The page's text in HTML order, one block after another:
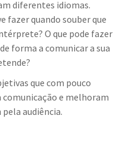
diferentes idiomas.
fazer quando souber que
O que pode fazer
forma a comunicar a sua
que com pouco
comunicação e melhoram
audiência.